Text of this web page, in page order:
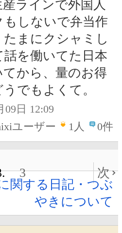
ラインで外国人
もしないで弁当作
たまにクシャミし
話を働いてた日本
てから、量のお得
でもよくて。
09日 12:09
ユーザー
1人 0件
3
次
関する日記・つぶ
やきについて